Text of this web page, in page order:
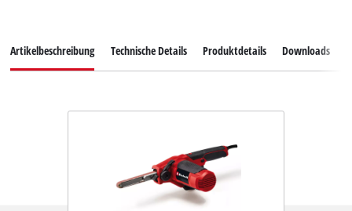
Artikelbeschreibung Technische Details Produktdetails Downloads